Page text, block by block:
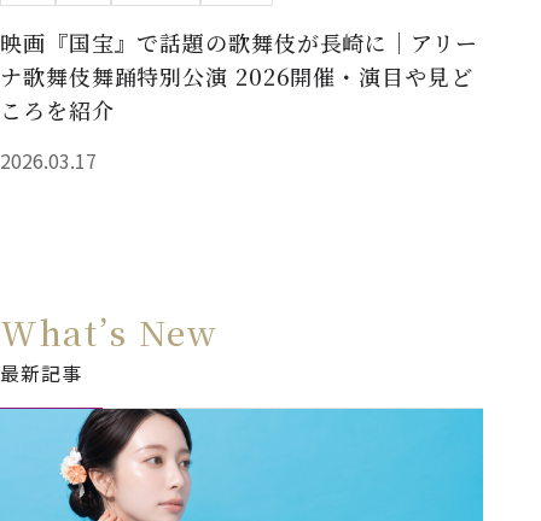
映画『国宝』で話題の歌舞伎が長崎に｜アリー
ナ歌舞伎舞踊特別公演 2026開催・演目や見ど
ころを紹介
2026.03.17
What’s New
最新記事